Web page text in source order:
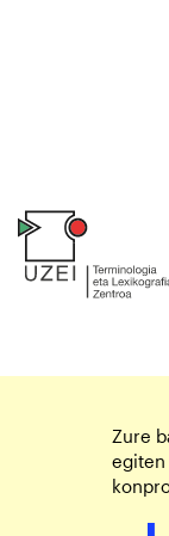
Zure
egiten